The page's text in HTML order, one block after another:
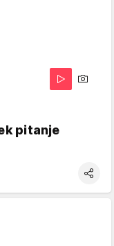
pitanje